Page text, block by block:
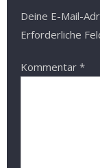
Deine E-Mail-
Erforderliche
Kommentar *